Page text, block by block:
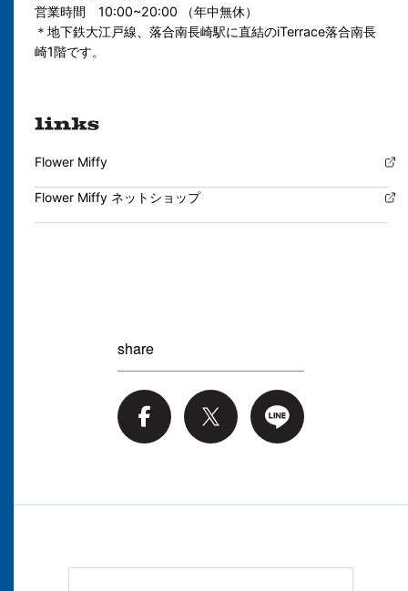
営業時間 10:00~20:00 （年中無休）
＊地下鉄大江戸線、落合南長崎駅に直結のiTerrace落合南長
崎1階です。
Flower Miffy
Flower Miffy ネットショップ
share